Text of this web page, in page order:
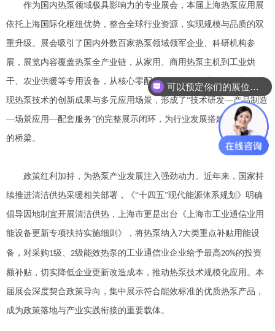
作为国内热泵领域极具影响力的专业展会，本届上海热泵应用展
依托上海国际化枢纽优势，整合全球行业资源，实现规模与品质的双
重升级。展会吸引了国内外数百家热泵领域领军企业、科研机构参
展，展览内容覆盖热泵全产业链，从家用、商用热泵主机到工业烘
干、农业供暖等专用设备，从核心零配件到智能控制系统，全方位呈
现热泵技术的创新成果与多元应用场景，形成了“技术研发—产品制造
—场景应用—配套服务”的完整展示闭环，为行业发展搭建起高效沟通
的桥梁。
政策红利加持，为热泵产业发展注入强劲动力。近年来，国家持
续推进清洁供热采暖相关部署，《“十四五”现代能源体系规划》明确
倡导因地制宜开展清洁供热，上海市更是出台《上海市工业通信业用
能设备更新专项扶持实施细则》，将热泵纳入7大类重点补贴用能设
备，对采购1级、 2级能效热泵的工业通信业企业给予最高20%的投资
额补贴，切实降低企业更新改造成本，推动热泵技术规模化应用。本
届展会深度契合政策导向，集中展示符合能效标准的优质热泵产品，
成为政策落地与产业实践衔接的重要载体。
可以预定你们的展位吗？